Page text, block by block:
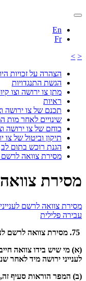
En
Fr
<
>
הצהרה על זכויות
הגשת התנגדויות
מתן צו ירושה וצו
ראיות
תכנם של צו ירושה
שינויים לאחר מות
כוחם של צו ירושה
תיקון וביטול של צו
הגנת רוכש בתום לב
מסירת צוואה לרשם
מסירת
מסירת צוואה לרשם
עבירה פלילית
(א) מי שיש בידו צוואה
לענייני ירושה מיד לאחר
(ב) המפר הוראות סעיף